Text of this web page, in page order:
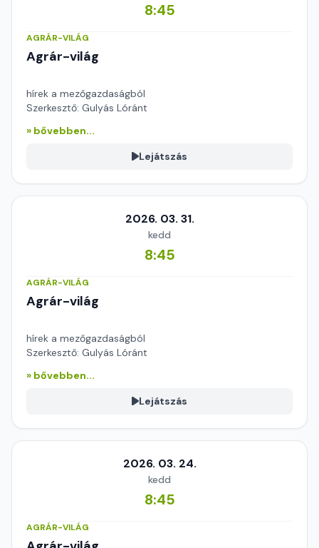
8:45
AGRÁR-VILÁG
Agrár-világ
hírek a mezőgazdaságból
Szerkesztő: Gulyás Lóránt
» bővebben...
Lejátszás
2026. 03. 31.
kedd
8:45
AGRÁR-VILÁG
Agrár-világ
hírek a mezőgazdaságból
Szerkesztő: Gulyás Lóránt
» bővebben...
Lejátszás
2026. 03. 24.
kedd
8:45
AGRÁR-VILÁG